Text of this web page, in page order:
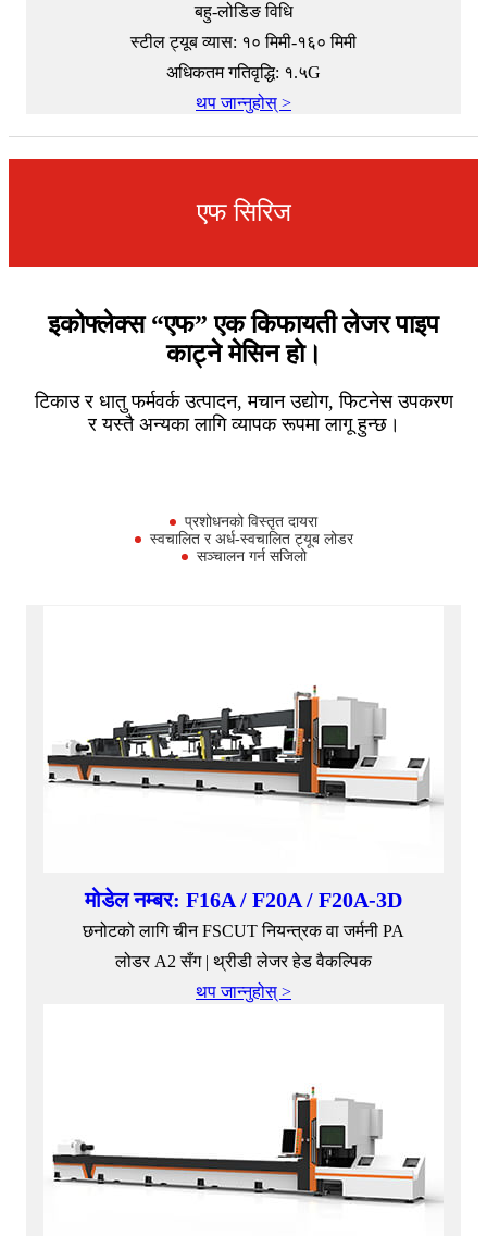
बहु-लोडिङ विधि
स्टील ट्यूब व्यास: १० मिमी-१६० मिमी
अधिकतम गतिवृद्धि: १.५G
थप जान्नुहोस् >
एफ सिरिज
इकोफ्लेक्स “एफ” एक किफायती लेजर पाइप
काट्ने मेसिन हो।
टिकाउ र धातु फर्मवर्क उत्पादन, मचान उद्योग, फिटनेस उपकरण
र यस्तै अन्यका लागि व्यापक रूपमा लागू हुन्छ।
प्रशोधनको विस्तृत दायरा
स्वचालित र अर्ध-स्वचालित ट्यूब लोडर
सञ्चालन गर्न सजिलो
मोडेल नम्बर: F16A / F20A / F20A-3D
छनोटको लागि चीन FSCUT नियन्त्रक वा जर्मनी PA
लोडर A2 सँग | थ्रीडी लेजर हेड वैकल्पिक
थप जान्नुहोस् >